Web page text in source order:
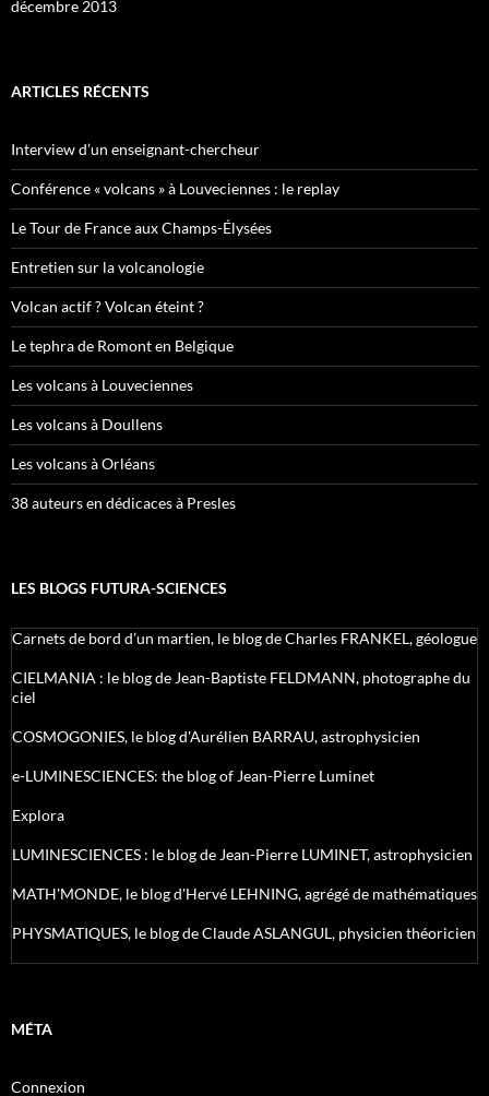
décembre 2013
ARTICLES RÉCENTS
Interview d’un enseignant-chercheur
Conférence « volcans » à Louveciennes : le replay
Le Tour de France aux Champs-Élysées
Entretien sur la volcanologie
Volcan actif ? Volcan éteint ?
Le tephra de Romont en Belgique
Les volcans à Louveciennes
Les volcans à Doullens
Les volcans à Orléans
38 auteurs en dédicaces à Presles
LES BLOGS FUTURA-SCIENCES
Carnets de bord d’un martien, le blog de Charles FRANKEL, géologue
CIELMANIA : le blog de Jean-Baptiste FELDMANN, photographe du
ciel
COSMOGONIES, le blog d'Aurélien BARRAU, astrophysicien
e-LUMINESCIENCES: the blog of Jean-Pierre Luminet
Explora
LUMINESCIENCES : le blog de Jean-Pierre LUMINET, astrophysicien
MATH'MONDE, le blog d'Hervé LEHNING, agrégé de mathématiques
PHYSMATIQUES, le blog de Claude ASLANGUL, physicien théoricien
MÉTA
Connexion